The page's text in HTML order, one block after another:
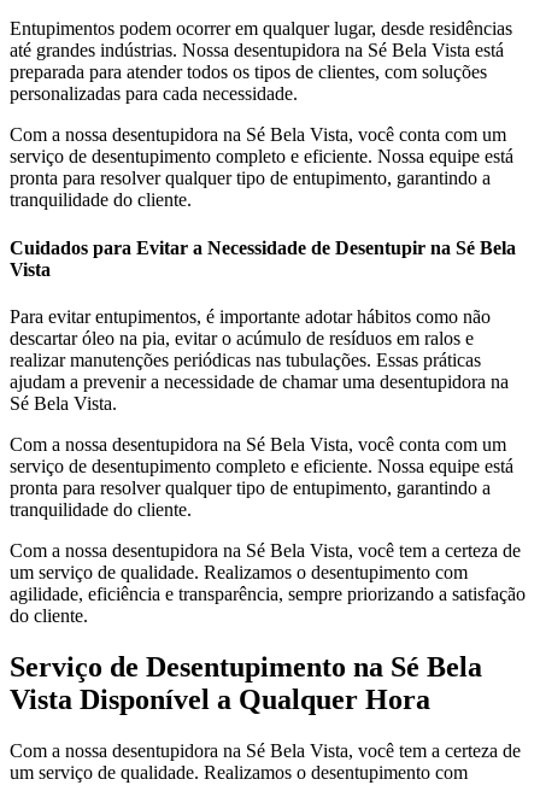
Entupimentos podem ocorrer em qualquer lugar, desde residências
até grandes indústrias. Nossa desentupidora na Sé Bela Vista está
preparada para atender todos os tipos de clientes, com soluções
personalizadas para cada necessidade.
Com a nossa desentupidora na Sé Bela Vista, você conta com um
serviço de desentupimento completo e eficiente. Nossa equipe está
pronta para resolver qualquer tipo de entupimento, garantindo a
tranquilidade do cliente.
Cuidados para Evitar a Necessidade de Desentupir na Sé Bela
Vista
Para evitar entupimentos, é importante adotar hábitos como não
descartar óleo na pia, evitar o acúmulo de resíduos em ralos e
realizar manutenções periódicas nas tubulações. Essas práticas
ajudam a prevenir a necessidade de chamar uma desentupidora na
Sé Bela Vista.
Com a nossa desentupidora na Sé Bela Vista, você conta com um
serviço de desentupimento completo e eficiente. Nossa equipe está
pronta para resolver qualquer tipo de entupimento, garantindo a
tranquilidade do cliente.
Com a nossa desentupidora na Sé Bela Vista, você tem a certeza de
um serviço de qualidade. Realizamos o desentupimento com
agilidade, eficiência e transparência, sempre priorizando a satisfação
do cliente.
Serviço de Desentupimento na Sé Bela
Vista Disponível a Qualquer Hora
Com a nossa desentupidora na Sé Bela Vista, você tem a certeza de
um serviço de qualidade. Realizamos o desentupimento com